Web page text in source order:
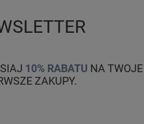
10% RABATU NA TWOJE
ZAKUPY.